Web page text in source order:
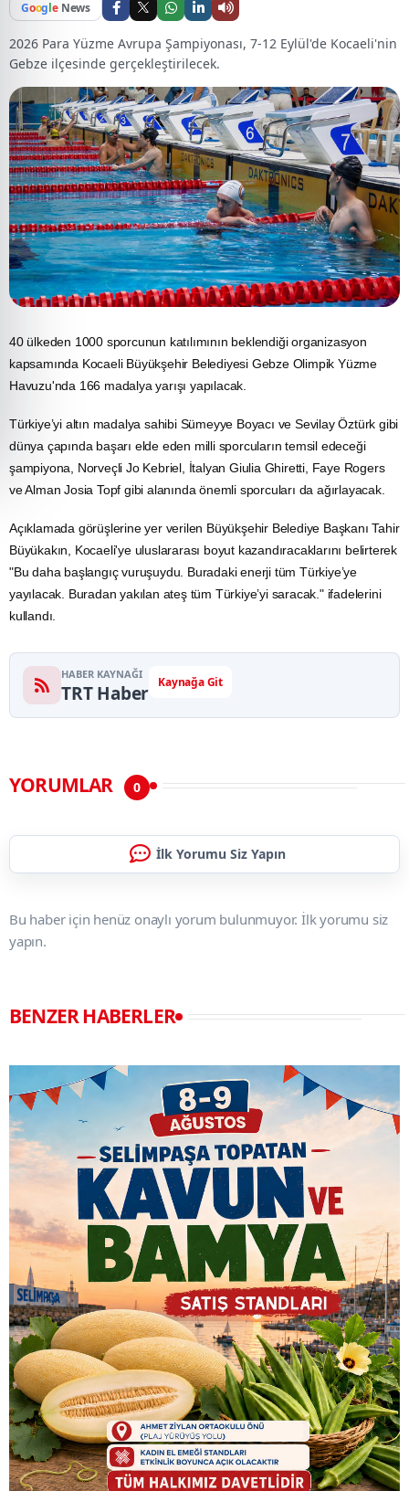
Google News
2026 Para Yüzme Avrupa Şampiyonası, 7-12 Eylül'de Kocaeli'nin
Gebze ilçesinde gerçekleştirilecek.
40 ülkeden 1000 sporcunun katılımının beklendiği organizasyon
kapsamında KocaeliBüyükşehir Belediyesi Gebze Olimpik Yüzme
Havuzu'nda 166 madalya yarışı yapılacak.
Türkiye’yi altın madalya sahibi Sümeyye Boyacı ve Sevilay Öztürk gibi
dünya çapında başarı elde eden milli sporcuların temsil edeceği
şampiyona, Norveçli Jo Kebriel, İtalyan Giulia Ghiretti, Faye Rogers
ve Alman Josia Topf gibi alanında önemli sporcuları da ağırlayacak.
Açıklamada görüşlerine yer verilen Büyükşehir Belediye Başkanı Tahir
Büyükakın, Kocaeli'ye uluslararası boyut kazandıracaklarını belirterek
"Bu daha başlangıç vuruşuydu. Buradakienerji tüm Türkiye’ye
yayılacak. Buradan yakılan ateş tüm Türkiye’yi saracak." ifadelerini
kullandı.
HABER KAYNAĞI
TRT Haber Kaynağa Git
YORUMLAR 0
İlk Yorumu Siz Yapın
Bu haber için henüz onaylı yorum bulunmuyor. İlk yorumu siz
yapın.
BENZER HABERLER